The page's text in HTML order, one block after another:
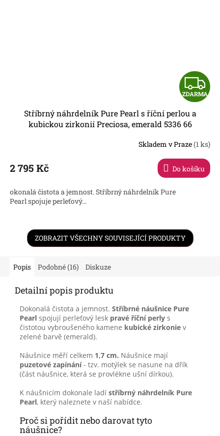
Z
D
R
ZDARMA
Stříbrný náhrdelník Pure Pearl s říční perlou a
kubickou zirkonií Preciosa, emerald 5336 66
Skladem v Praze(1 ks)
2 795 Kč Do košíku
okonalá čistota a jemnost. Stříbrný náhrdelník Pure
Pearl spojuje perleťový...
ZOBRAZIT VŠECHNY SOUVISEJÍCÍ PRODUKTY
Popis Podobné (16) Diskuze
Detailní popis produktu
Dokonalá čistota a jemnost. Stříbrné náušnice Pure
Pearl spojují perleťový lesk pravé říční perly s
čistotou vybroušeného kamene kubické zirkonie v
zelené barvě (emerald).
Náušnice měří celkem 1,7 cm. Náušnice mají
puzetové zapínání- tzv. motýlek se nasune na dřík
(část náušnice, která se provlékne ušní dírkou).
K náušnicím dokonale ladí stříbrný náhrdelník Pure
Pearl, který naleznete v naší nabídce.
Proč si pořídit nebo darovat tyto
náušnice?